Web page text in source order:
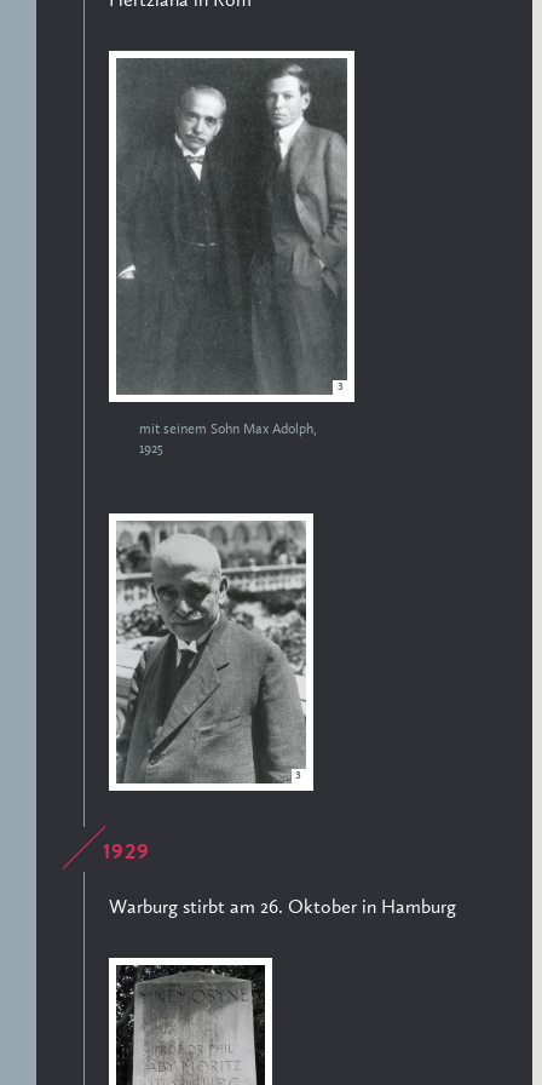
3
mit seinem Sohn Max Adolph,
1925
3
1929
Warburg stirbt am 26. Oktober in Hamburg